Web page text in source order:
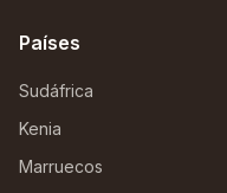
Países
Sudáfrica
Kenia
Marruecos